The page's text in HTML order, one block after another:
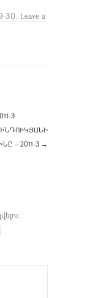
30. Leave a
3
– 2011-3 →